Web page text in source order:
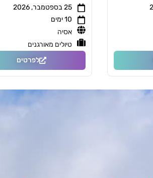
25 בספטמבר, 2026
10 ימים
אסיה
טיולים מאורגנים
לפרטים